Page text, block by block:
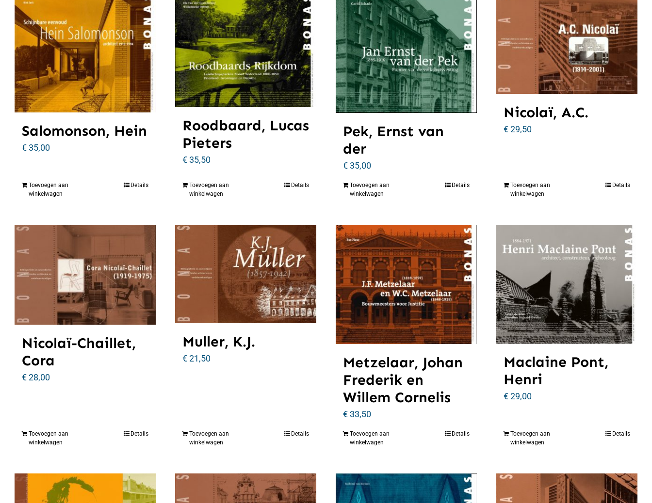
Salomonson, Hein
€35,00
Toevoegen aan
winkelwagen
Details
Roodbaard, Lucas
Pieters
€35,50
Toevoegen aan
winkelwagen
Details
Pek, Ernst van
der
€35,00
Toevoegen aan
winkelwagen
Details
Nicolaï, A.C.
€29,50
Toevoegen aan
winkelwagen
Details
Nicolaï-Chaillet,
Cora
€28,00
Toevoegen aan
winkelwagen
Details
Muller, K.J.
€21,50
Toevoegen aan
winkelwagen
Details
Metzelaar, Johan
Frederik en
Willem Cornelis
€33,50
Toevoegen aan
winkelwagen
Details
Maclaine Pont,
Henri
€29,00
Toevoegen aan
winkelwagen
Details